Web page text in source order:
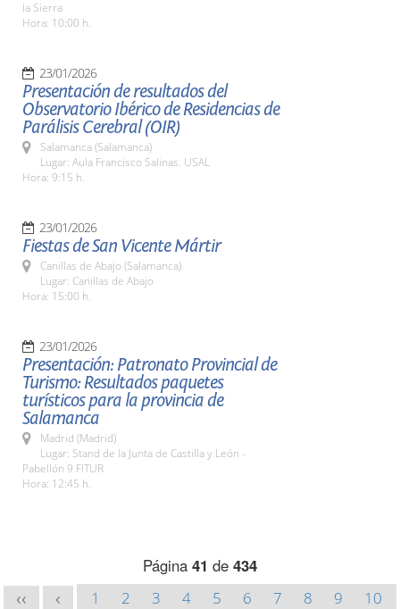
la Sierra
Hora: 10:00 h.
23/01/2026
Presentación de resultados del
Observatorio Ibérico de Residencias de
Parálisis Cerebral (OIR)
Salamanca (Salamanca)
Lugar: Aula Francisco Salinas. USAL
Hora: 9:15 h.
23/01/2026
Fiestas de San Vicente Mártir
Canillas de Abajo (Salamanca)
Lugar: Canillas de Abajo
Hora: 15:00 h.
23/01/2026
Presentación: Patronato Provincial de
Turismo: Resultados paquetes
turísticos para la provincia de
Salamanca
Madrid (Madrid)
Lugar: Stand de la Junta de Castilla y León -
Pabellón 9 FITUR
Hora: 12:45 h.
Página 41 de 434
<< < 1 2 3 4 5 6 7 8 9
10